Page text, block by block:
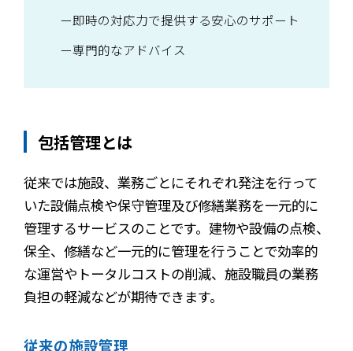
即時の対応力で提供する安心のサポート
専門的なアドバイス
包括管理とは
従来では施設、業務ごとにそれぞれ発注を行って
いた設備点検や保守管理及び修繕業務を一元的に
管理するサービスのことです。建物や設備の点検、
保全、修繕など一元的に管理を行うことで効率的
な運営やトータルコストの削減、施設職員の業務
負担の軽減などが期待できます。
従来の施設管理